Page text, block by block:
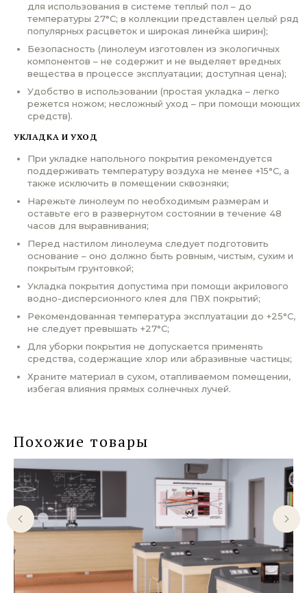
для использования в системе теплый пол – до
температуры 27°С; в коллекции представлен целый ряд
популярных расцветок и широкая линейка ширин);
Безопасность (линолеум изготовлен из экологичных
компонентов – не содержит и не выделяет вредных
вещества в процессе эксплуатации; доступная цена);
Удобство в использовании (простая укладка – легко
режется ножом; несложный уход – при помощи моющих
средств).
УКЛАДКА И УХОД
При укладке напольного покрытия рекомендуется
поддерживать температуру воздуха не менее +15°С, а
также исключить в помещении сквозняки;
Нарежьте линолеум по необходимым размерам и
оставьте его в развернутом состоянии в течение 48
часов для выравнивания;
Перед настилом линолеума следует подготовить
основание – оно должно быть ровным, чистым, сухим и
покрытым грунтовкой;
Укладка покрытия допустима при помощи акрилового
водно-дисперсионного клея для ПВХ покрытий;
Рекомендованная температура эксплуатации до +25°С,
не следует превышать +27°С;
Для уборки покрытия не допускается применять
средства, содержащие хлор или абразивные частицы;
Храните материал в сухом, отапливаемом помещении,
избегая влияния прямых солнечных лучей.
Похожие товары